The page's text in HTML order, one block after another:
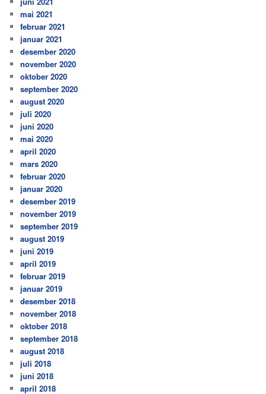
mai 2021
februar 2021
januar 2021
desember 2020
november 2020
oktober 2020
september 2020
august 2020
juli 2020
juni 2020
mai 2020
april 2020
mars 2020
februar 2020
januar 2020
desember 2019
november 2019
september 2019
august 2019
juni 2019
april 2019
februar 2019
januar 2019
desember 2018
november 2018
oktober 2018
september 2018
august 2018
juli 2018
juni 2018
april 2018